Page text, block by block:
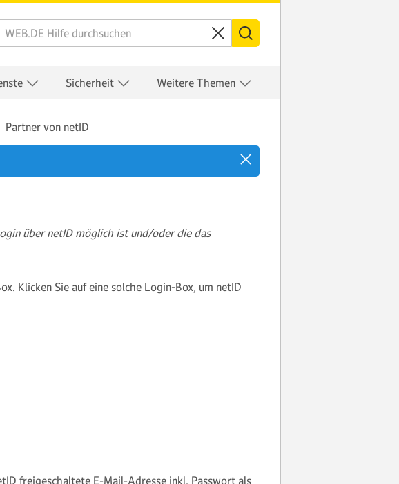
Sicherheit Weitere Themen
Partner von netID
über netID möglich ist und/oder die das
Klicken Sie auf eine solche Login-Box, um netID
freigeschaltete E-Mail-Adresse inkl. Passwort als